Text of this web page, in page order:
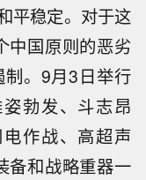
平稳定。对于这
中国原则的恶劣
制。9月3日举行
勃发、斗志昂
作战、高超声
备和战略重器一